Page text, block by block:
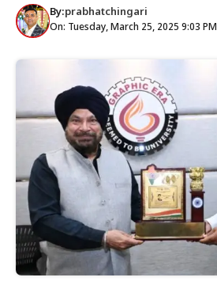
By:prabhatchingari
On: Tuesday, March 25, 2025 9:03 PM